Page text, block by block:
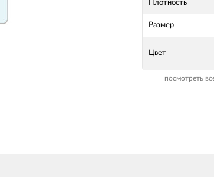
Плотность
Размер
Цвет
посмотреть